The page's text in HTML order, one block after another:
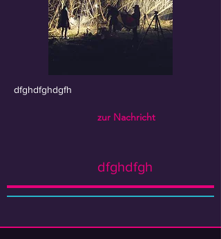
dfghdfghdgfh
zur Nachricht
dfghdfgh